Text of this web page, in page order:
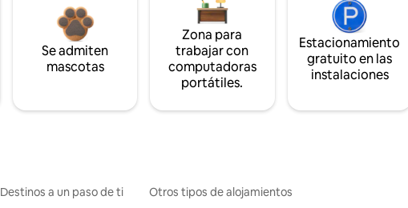
Se admiten
mascotas
Zona para
trabajar con
computadoras
portátiles.
Estacionamiento
gratuito en las
instalaciones
Destinos a un paso de ti Otros tipos de alojamientos